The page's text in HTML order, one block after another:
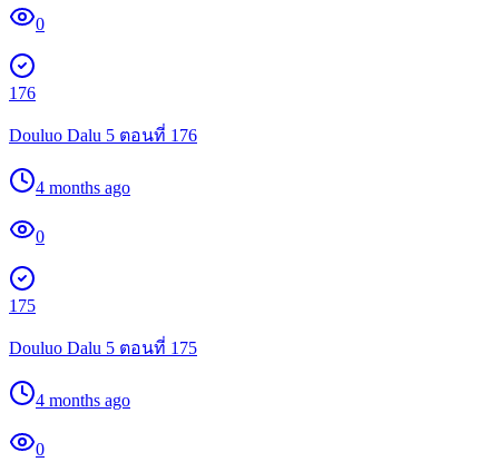
0
176
Douluo Dalu 5 ตอนที่ 176
4 months ago
0
175
Douluo Dalu 5 ตอนที่ 175
4 months ago
0